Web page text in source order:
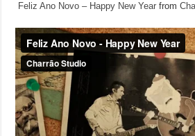
Feliz Ano Novo – Happy New Year from